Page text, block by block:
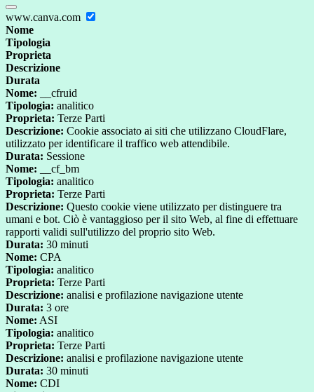
www.canva.com
Nome
Tipologia
Proprieta
Descrizione
Durata
Nome: __cfruid
Tipologia: analitico
Proprieta: Terze Parti
Descrizione: Cookie associato ai siti che utilizzano CloudFlare,
utilizzato per identificare il traffico web attendibile.
Durata: Sessione
Nome: __cf_bm
Tipologia: analitico
Proprieta: Terze Parti
Descrizione: Questo cookie viene utilizzato per distinguere tra
umani e bot. Ciò è vantaggioso per il sito Web, al fine di effettuare
rapporti validi sull'utilizzo del proprio sito Web.
Durata: 30 minuti
Nome: CPA
Tipologia: analitico
Proprieta: Terze Parti
Descrizione: analisi e profilazione navigazione utente
Durata: 3 ore
Nome: ASI
Tipologia: analitico
Proprieta: Terze Parti
Descrizione: analisi e profilazione navigazione utente
Durata: 30 minuti
Nome: CDI